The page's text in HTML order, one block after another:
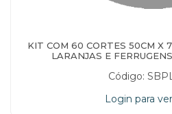
KIT COM 60 CORTES 50CM X
LARANJAS E
Código:
Login para